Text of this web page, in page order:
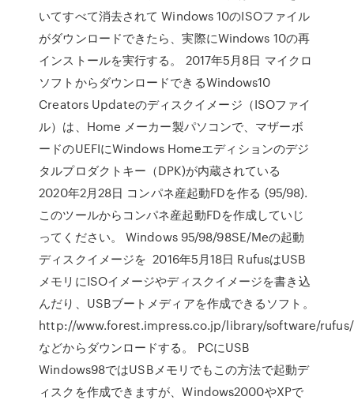
いてすべて消去されて Windows 10のISOファイル
がダウンロードできたら、実際にWindows 10の再
インストールを実行する。 2017年5月8日 マイクロ
ソフトからダウンロードできるWindows10
Creators Updateのディスクイメージ（ISOファイ
ル）は、Home メーカー製パソコンで、マザーボ
ードのUEFIにWindows Homeエディションのデジ
タルプロダクトキー（DPK)が内蔵されている
2020年2月28日 コンパネ産起動FDを作る (95/98).
このツールからコンパネ産起動FDを作成していじ
ってください。 Windows 95/98/98SE/Meの起動
ディスクイメージを 2016年5月18日 RufusはUSB
メモリにISOイメージやディスクイメージを書き込
んだり、USBブートメディアを作成できるソフト。
http://www.forest.impress.co.jp/library/software/rufus/
などからダウンロードする。 PCにUSB
Windows98ではUSBメモリでもこの方法で起動デ
ィスクを作成できますが、Windows2000やXPで